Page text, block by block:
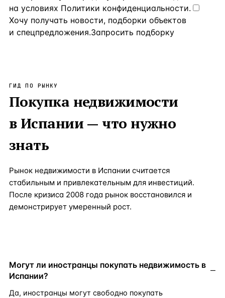
на условиях Политики конфиденциальности.
Хочу получать новости, подборки объектов
и спецпредложения.Запросить подборку
ГИД ПО РЫНКУ
Покупка недвижимости
в Испании— что нужно
знать
Рынок недвижимости в Испании считается
стабильным и привлекательным для инвестиций.
После кризиса 2008 года рынок восстановился и
демонстрирует умеренный рост.
Могут ли иностранцы покупать недвижимость в
Испании?
Да, иностранцы могут свободно покупать